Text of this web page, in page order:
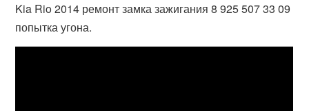
Kia Rio 2014 ремонт замка зажигания 8 925 507 33 09
попытка угона.